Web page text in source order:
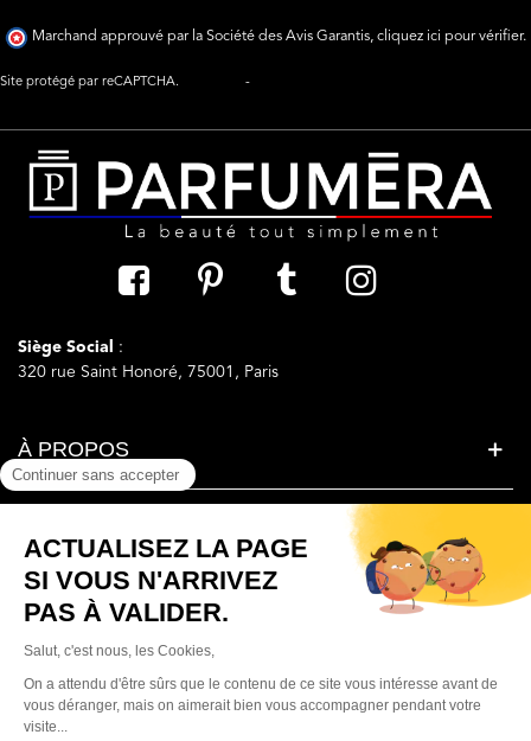
Marchand approuvé par la Société des Avis Garantis, cliquez ici pour vérifier.
Site protégé par reCAPTCHA. -
Siège Social
:
320 rue Saint Honoré, 75001, Paris
À PROPOS
BESOIN D'AIDE ?